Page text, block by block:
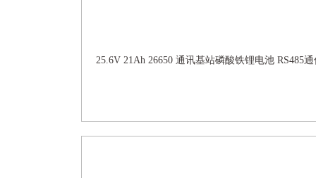
25.6V 21Ah 26650 通讯基站磷酸铁锂电池 RS485通